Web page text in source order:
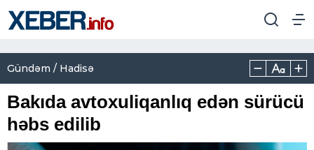
Gündəm / Hadisə
Bakıda avtoxuliqanlıq edən sürücü
həbs edilib